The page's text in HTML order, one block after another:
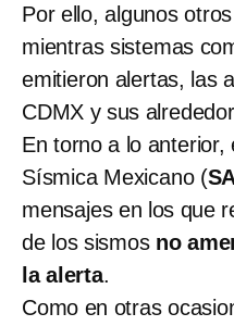
Por ello, algunos
mientras sistemas
emitieron alertas, las
CDMX y sus
En torno a lo anterior,
Sísmica Mexicano (
mensajes en los que
de los sismos no
la alerta.
Como en otras